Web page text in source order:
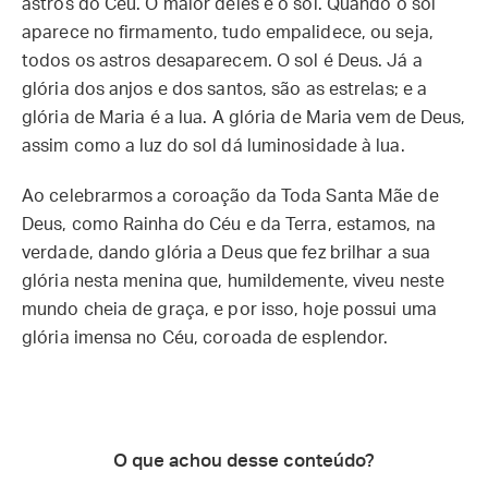
astros do Céu. O maior deles é o sol. Quando o sol
aparece no firmamento, tudo empalidece, ou seja,
todos os astros desaparecem. O sol é Deus. Já a
glória dos anjos e dos santos, são as estrelas; e a
glória de Maria é a lua. A glória de Maria vem de Deus,
assim como a luz do sol dá luminosidade à lua.
Ao celebrarmos a coroação da Toda Santa Mãe de
Deus, como Rainha do Céu e da Terra, estamos, na
verdade, dando glória a Deus que fez brilhar a sua
glória nesta menina que, humildemente, viveu neste
mundo cheia de graça, e por isso, hoje possui uma
glória imensa no Céu, coroada de esplendor.
O que achou desse conteúdo?